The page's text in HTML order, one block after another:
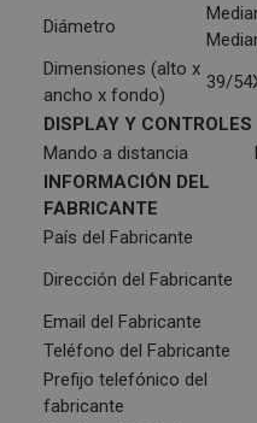
Diámetro
Dimensiones (alto x
ancho x fondo)
39/
DISPLAY Y CONTROLES
Mando a distancia
INFORMACIÓN DEL
FABRICANTE
País del Fabricante
Dirección del Fabricante
Email del Fabricante
Teléfono del Fabricante
Prefijo telefónico del
fabricante